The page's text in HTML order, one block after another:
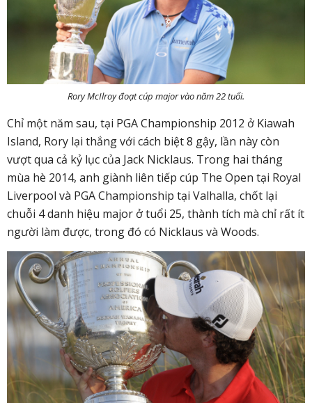
Rory McIlroy đoạt cúp major vào năm 22 tuổi.
Chỉ một năm sau, tại PGA Championship 2012 ở Kiawah
Island, Rory lại thắng với cách biệt 8 gậy, lần này còn
vượt qua cả kỷ lục của Jack Nicklaus. Trong hai tháng
mùa hè 2014, anh giành liên tiếp cúp The Open tại Royal
Liverpool và PGA Championship tại Valhalla, chốt lại
chuỗi 4 danh hiệu major ở tuổi 25, thành tích mà chỉ rất ít
người làm được, trong đó có Nicklaus và Woods.